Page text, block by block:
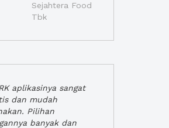
Sejahtera Food
Tbk
aplikasinya sangat
dan mudah
Pilihan
banyak dan